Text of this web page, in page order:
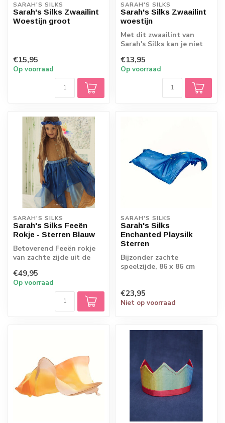
SARAH'S SILKS
Sarah's Silks Zwaailint
Woestijn groot
€15,95
Op voorraad
SARAH'S SILKS
Sarah's Silks Zwaailint
woestijn
Met dit zwaailint van
Sarah's Silks kan je niet
stimulee...
€13,95
Op voorraad
SARAH'S SILKS
Sarah's Silks Feeën
Rokje - Sterren Blauw
Betoverend Feeën rokje
van zachte zijde uit de
Silks. Met ...
€49,95
Op voorraad
SARAH'S SILKS
Sarah's Silks
Enchanted Playsilk
Sterren
Bijzonder zachte
speelzijde, 86 x 86 cm
€23,95
Niet op voorraad